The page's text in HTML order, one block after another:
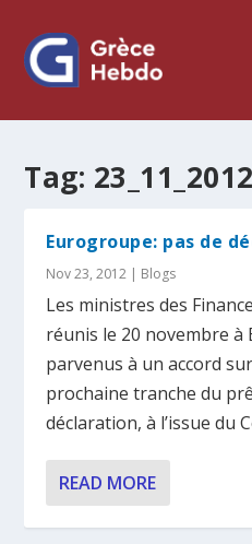
Tag: 23_11_2012
Eurogroupe: pas de
Nov 23, 2012 | Blogs
Les ministres des
réunis le 20 novembre à
parvenus à un accord
prochaine tranche du
déclaration, à l’issue du
READ MORE